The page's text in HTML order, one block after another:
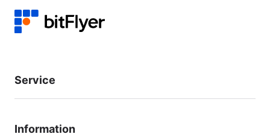
Service
Information